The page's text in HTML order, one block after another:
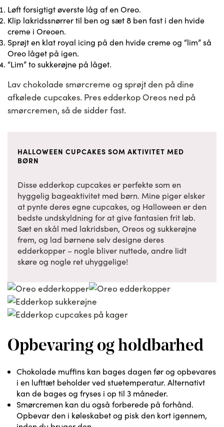
Løft forsigtigt øverste låg af en Oreo.
Klip lakridssnørrer til ben og sæt 8 ben fast i den hvide
creme i Oreoen.
Sprøjt en klat royal icing på den hvide creme og “lim” så
Oreo låget på igen.
“Lim” to sukkerøjne på låget.
Lav chokolade smørcreme og sprøjt den på dine
afkølede cupcakes. Pres edderkop Oreos ned på
smørcremen, så de sidder fast.
HALLOWEEN CUPCAKES SOM AKTIVITET MED
BØRN
Disse edderkop cupcakes er perfekte som en
hyggelig bageaktivitet med børn. Mine piger elsker
at pynte deres egne cupcakes, og Halloween er den
bedste undskyldning for at give fantasien frit løb.
Sæt en skål med lakridsben, Oreos og sukkerøjne
frem, og lad børnene selv designe deres
edderkopper – nogle bliver nuttede, andre lidt
skøre og nogle ret uhyggelige!
Opbevaring og holdbarhed
Chokolade muffins kan bages dagen før og opbevares
i en lufttæt beholder ved stuetemperatur. Alternativt
kan de bages og fryses i op til 3 måneder.
Smørcremen kan du også forberede på forhånd.
Opbevar den i køleskabet og pisk den kort igennem,